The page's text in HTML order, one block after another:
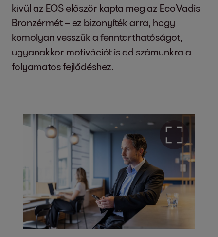
kívül az EOS először kapta meg az EcoVadis
Bronzérmét – ez bizonyíték arra, hogy
komolyan vesszük a fenntarthatóságot,
ugyanakkor motivációt is ad számunkra a
folyamatos fejlődéshez.